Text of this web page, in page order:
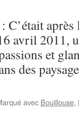
2011, un
et
des
avec Bouillouse,